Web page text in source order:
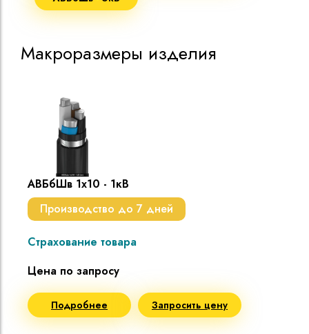
Макроразмеры изделия
АВБбШв 1х10 - 1кВ
Производство до 7 дней
Страхование товара
Цена по запросу
Подробнее Запросить цену